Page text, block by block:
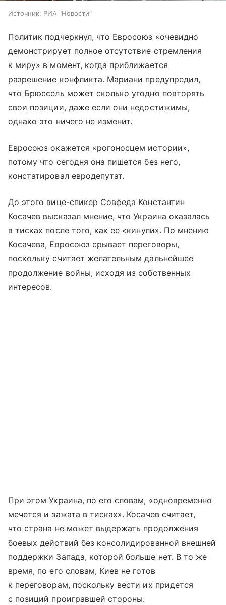
Источник: РИА "Новости"
Политик подчеркнул, что Евросоюз «очевидно
демонстрирует полное отсутствие стремления
к миру» в момент, когда приближается
разрешение конфликта. Мариани предупредил,
что Брюссель может сколько угодно повторять
свои позиции, даже если они недостижимы,
однако это ничего не изменит.
Евросоюз окажется «рогоносцем истории»,
потому что сегодня она пишется без него,
констатировал евродепутат.
До этого вице-спикер Совфеда Константин
Косачев высказал мнение, что Украина оказалась
в тисках после того, как ее «кинули». По мнению
Косачева, Евросоюз срывает переговоры,
поскольку считает желательным дальнейшее
продолжение войны, исходя из собственных
интересов.
При этом Украина, по его словам, «одновременно
мечется и зажата в тисках». Косачев считает,
что страна не может выдержать продолжения
боевых действий без консолидированной внешней
поддержки Запада, которой больше нет. В то же
время, по его словам, Киев не готов
к переговорам, поскольку вести их придется
с позиций проигравшей стороны.